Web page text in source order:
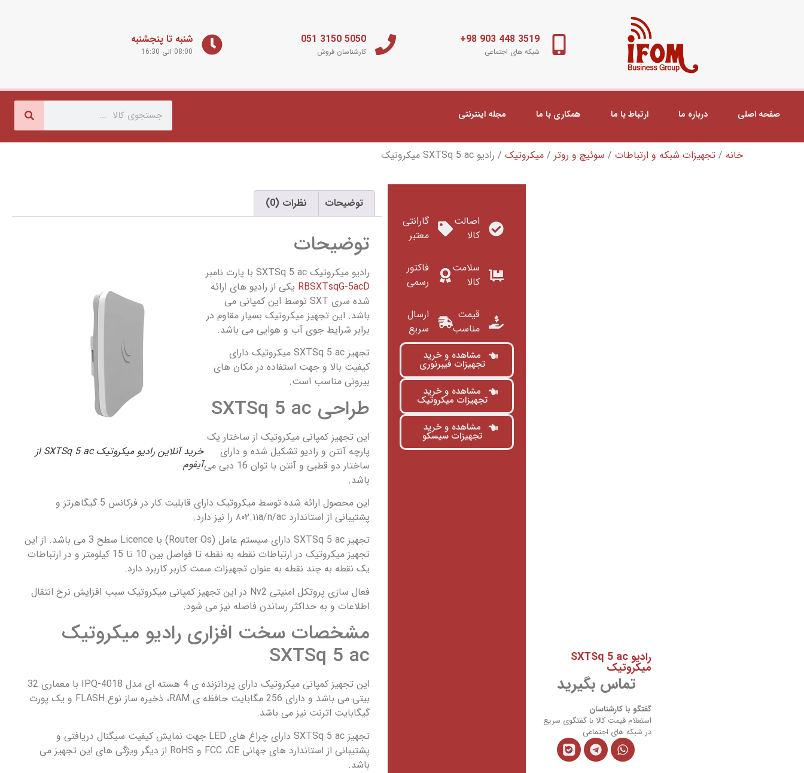
3519 448 903 98+
شبکه های اجتماعی
5050 3150 051
کارشناسان فروش
شنبه تا پنجشنبه
08:00 الی 16:30
صفحه اصلی درباره ما ارتباط با ما همکاری با ما مجله اینترنتی
خانه / تجهیزات شبکه و ارتباطات / سوئیچ و روتر / میکروتیک / رادیو SXTSq 5 ac میکروتیک
رادیو SXTSq 5 ac
میکروتیک
تماس بگیرید
گفتگو با کارشناسان
استعلام قیمت کالا با گفتگوی سریع
در شبکه های اجتماعی
اصالت
کالا
سلامت
کالا
قیمت
مناسب
گارانتی
معتبر
فاکتور
رسمی
ارسال
سریع
مشاهده و خرید
تجهیزات فیبرنوری
مشاهده و خرید
تجهیزات میکروتیک
مشاهده و خرید
تجهیزات سیسکو
توضیحات نظرات (0)
توضیحات
خرید آنلاین رادیو میکروتیک SXTSq 5 ac از
آیفوم
رادیو میکروتیک SXTSq 5 ac با پارت نامبر
RBSXTsqG-5acD یکی از رادیو های ارائه
شده سری SXT توسط این کمپانی می
باشد. این تجهیز میکروتیک بسیار مقاوم در
برابر شرایط جوی آب و هوایی می باشد.
تجهیز SXTSq 5 ac میکروتیک دارای
کیفیت بالا و جهت استفاده در مکان های
بیرونی مناسب است.
طراحی SXTSq 5 ac
این تجهیز کمپانی میکروتیک از ساختار یک
پارچه آنتن و رادیو تشکیل شده و دارای
ساختار دو قطبی و آنتن با توان 16 دبی می
باشد.
این محصول ارائه شده توسط میکروتیک دارای قابلیت کار در فرکانس 5 گیگاهرتز و
پشتیبانی از استاندارد ۸۰۲.۱۱a/n/ac را نیز دارد.
تجهیز SXTSq 5 ac دارای سیستم عامل (Router Os) با Licence سطح 3 می باشد. از این
تجهیز میکروتیک در ارتباطات نقطه به نقطه تا فواصل بین 10 تا 15 کیلومتر و در ارتباطات
یک نقطه به چند نقطه به عنوان تجهیزات سمت کاربر کاربرد دارد.
فعال سازی پروتکل امنیتی Nv2 در این تجهیز کمپانی میکروتیک سبب افزایش نرخ انتقال
اطلاعات و به حداکثر رساندن فاصله نیز می شود.
مشخصات سخت افزاری رادیو میکروتیک
SXTSq 5 ac
این تجهیز کمپانی میکروتیک دارای پردانزنده ی 4 هسته ای مدل IPQ-4018 با معماری 32
بیتی می باشد و دارای 256 مگابایت حافظه ی RAM، ذخیره ساز نوع FLASH و یک پورت
گیگابایت اترنت نیز می باشد.
تجهیز SXTSq 5 ac دارای چراغ های LED جهت نمایش کیفیت سیگنال دریافتی و
پشتیبانی از استاندارد های جهانی FCC ،CE و RoHS از دیگر ویژگی های این تجهیز می
باشد.